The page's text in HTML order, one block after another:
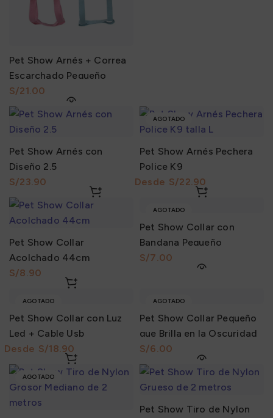
Pet Show Arnés + Correa
Escarchado Pequeño
S/
Pet Show Arnés con
Diseño 2.5
S/
AGOTADO
Pet Show Arnés Pechera
Police K9
S/
Pet Show Collar
Acolchado 44cm
S/
AGOTADO
Pet Show Collar con
Bandana Pequeño
S/
AGOTADO
Pet Show Collar con Luz
Led + Cable Usb
S/
AGOTADO
Pet Show Collar Pequeño
que Brilla en la Oscuridad
S/
AGOTADO
Pet Show Tiro de Nylon